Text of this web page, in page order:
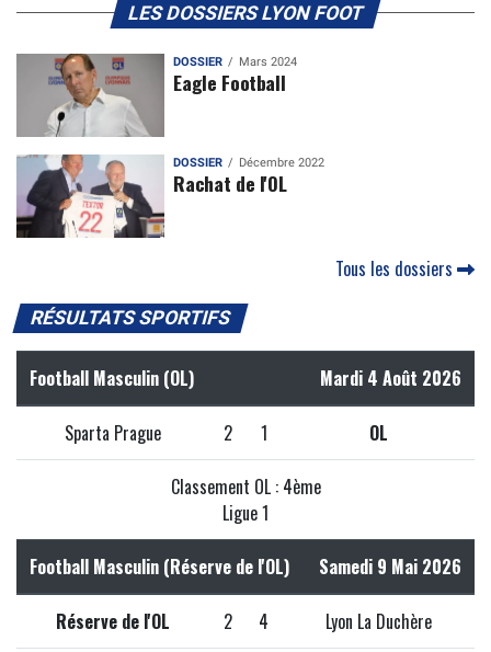
LES DOSSIERS LYON FOOT
DOSSIER Mars 2024
Eagle Football
DOSSIER Décembre 2022
Rachat de l'OL
Tous les dossiers
RÉSULTATS SPORTIFS
Football Masculin (OL) Mardi 4 Août 2026
Sparta Prague 2 1 OL
Classement OL : 4ème
Ligue 1
Football Masculin (Réserve de l'OL) Samedi 9 Mai 2026
Réserve de l'OL 2 4 Lyon La Duchère